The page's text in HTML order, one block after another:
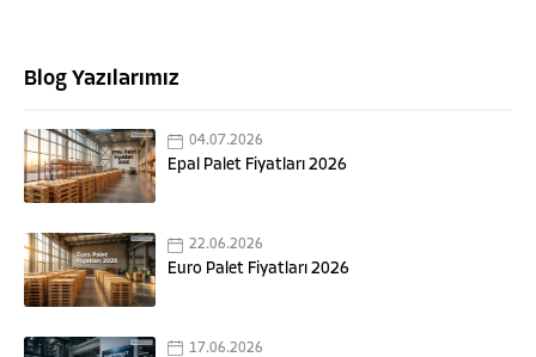
Blog Yazılarımız
04.07.2026
Epal Palet Fiyatları 2026
22.06.2026
Euro Palet Fiyatları 2026
17.06.2026